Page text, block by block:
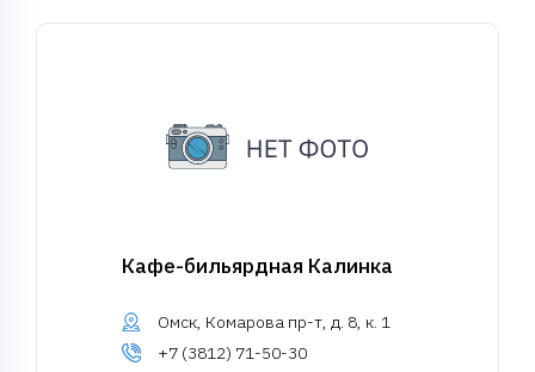
Кафе-бильярдная Калинка
Омск, Комарова пр-т, д. 8, к. 1
+7 (3812) 71-50-30